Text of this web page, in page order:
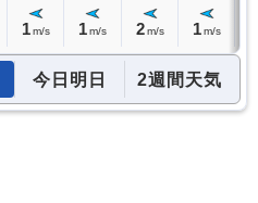
1 m/s 1m/s 2 m/s 1 m/s
今日明日 2週間天気